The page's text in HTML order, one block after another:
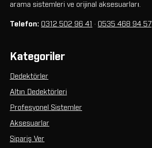
arama sistemleri ve orijinal aksesuarları.
Telefon: 0312 502 96 41 · 0535 468 94 57
Kategoriler
Dedektörler
Altın Dedektörleri
Profesyonel Sistemler
Aksesuarlar
Sipariş Ver